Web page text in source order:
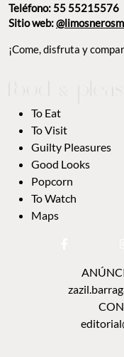
Teléfono: 55 55215576
Sitio web:
¡Come, disfruta y
To Eat
To Visit
Guilty Pleasures
Good Looks
Popcorn
To Watch
Maps